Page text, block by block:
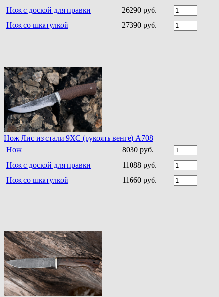
Нож с доской для правки
26290 руб.
Нож со шкатулкой
27390 руб.
Нож Лис из стали 9ХС (рукоять венге) A708
Нож
8030 руб.
Нож с доской для правки
11088 руб.
Нож со шкатулкой
11660 руб.